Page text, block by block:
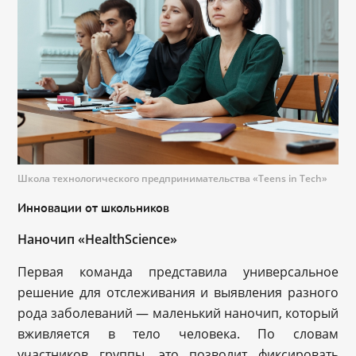
Школа технологического предпринимательства «Teens in Tech»
Инновации от школьников
Наночип «HealthScience»
Первая команда представила универсальное
решение для отслеживания и выявления разного
рода заболеваний — маленький наночип, который
вживляется в тело человека. По словам